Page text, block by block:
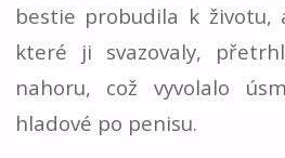
bestie probudila k životu,
které ji svazovaly,
nahoru, což vyvolalo
hladové po penisu.